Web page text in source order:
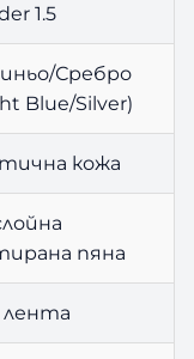
1.5
Сребро
Blue/Silver)
кожа
пяна
лента